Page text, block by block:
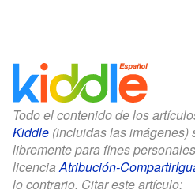
Todo el contenido de los
Kiddle (incluidas las imágenes)
libremente para fines
licenciaAtribución-
lo contrario. Citar este artículo: